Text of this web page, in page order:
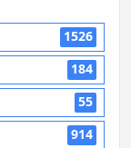
1526
184
55
914